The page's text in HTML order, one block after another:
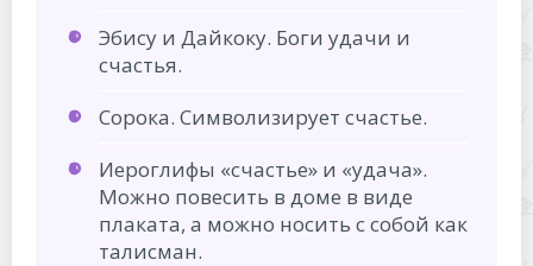
Эбису и Дайкоку. Боги удачи и
счастья.
Сорока. Символизирует счастье.
Иероглифы «счастье» и «удача».
Можно повесить в доме в виде
плаката, а можно носить с собой как
талисман.